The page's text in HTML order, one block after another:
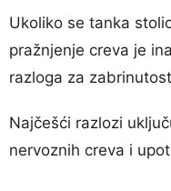
Ukoliko se tanka
pražnjenje creva je
razloga za
Najčešći razlozi
nervoznih creva i